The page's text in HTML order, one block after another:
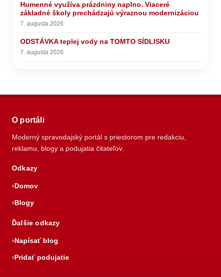
Humenné využíva prázdniny naplno. Viaceré
základné školy prechádzajú výraznou modernizáciou
7. augusta 2026
ODSTÁVKA teplej vody na TOMTO SÍDLISKU
7. augusta 2026
O portáli
Moderný spravodajský portál s priestorom pre redakciu,
reklamu, blogy a podujatia čitateľov.
Odkazy
Domov
Blogy
Ďalšie odkazy
Napísať blog
Pridať podujatie